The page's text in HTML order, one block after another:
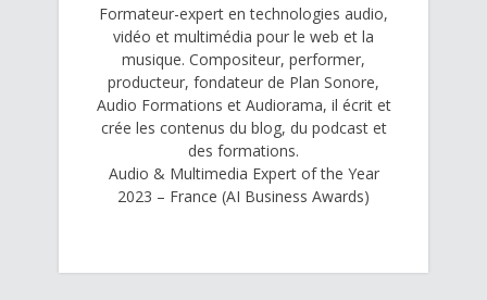
Formateur-expert en technologies audio,
vidéo et multimédia pour le web et la
musique. Compositeur, performer,
producteur, fondateur de Plan Sonore,
Audio Formations et Audiorama, il écrit et
crée les contenus du blog, du podcast et
des formations.
Audio & Multimedia Expert of the Year
2023 – France (AI Business Awards)